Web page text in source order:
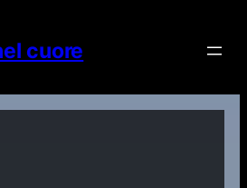
cuore